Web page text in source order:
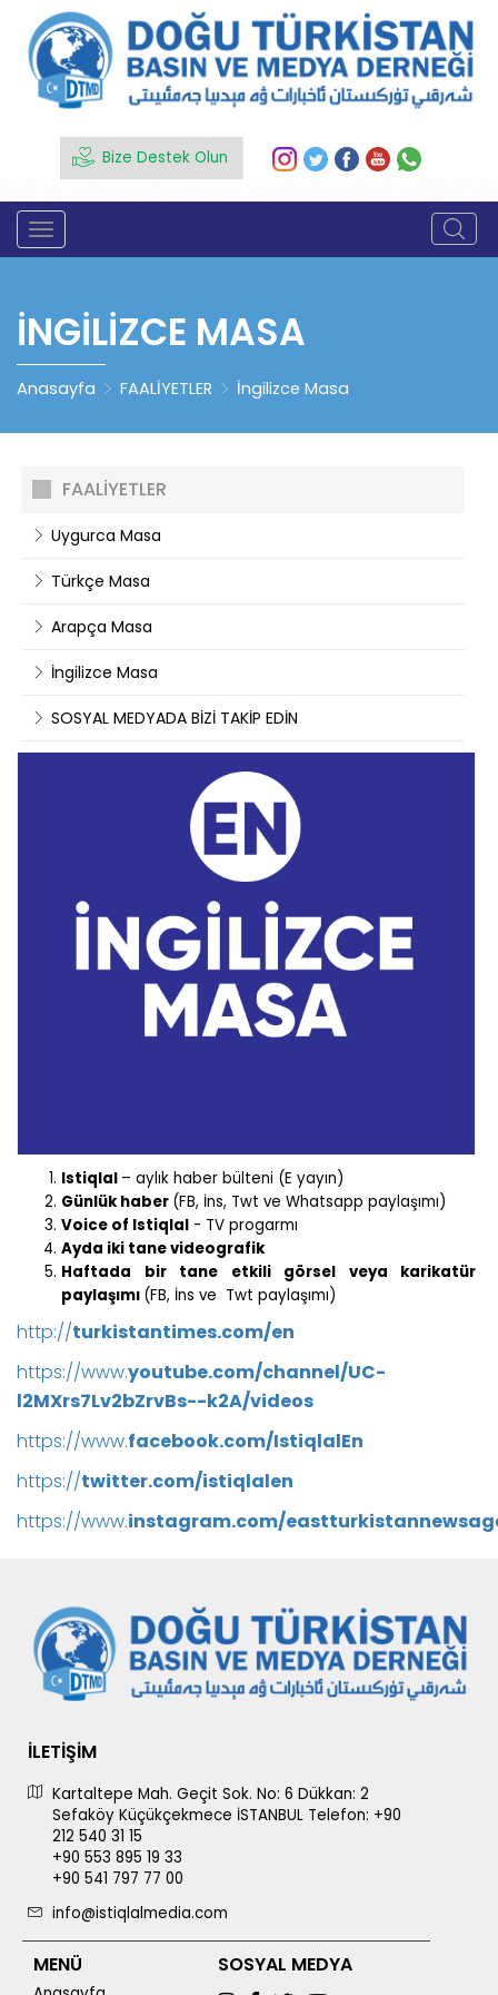
Bize Destek Olun
İNGILIZCE MASA
Anasayfa FAALİYETLER İngilizce Masa
FAALİYETLER
Uygurca Masa
Türkçe Masa
Arapça Masa
İngilizce Masa
SOSYAL MEDYADA BİZİ TAKİP EDİN
Istiqlal – aylık haber bülteni (E yayın)
Günlük haber (FB, İns, Twt ve Whatsapp paylaşımı)
Voice of Istiqlal - TV progarmı
Ayda iki tane videografik
Haftada bir tane etkili görsel veya karikatür
paylaşımı (FB, İns ve Twt paylaşımı)
http://turkistantimes.com/en
https://www.youtube.com/channel/UC-
l2MXrs7Lv2bZrvBs--k2A/videos
https://www.facebook.com/IstiqlalEn
https://twitter.com/istiqlalen
https://www.instagram.com/
İLETİŞİM
Kartaltepe Mah. Geçit Sok. No: 6 Dükkan: 2
Sefaköy Küçükçekmece İSTANBUL Telefon: +90
212 540 31 15
+90 553 895 19 33
+90 541 797 77 00
info@istiqlalmedia.com
MENÜ SOSYAL MEDYA